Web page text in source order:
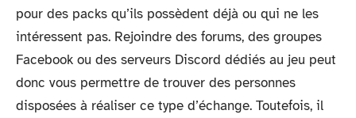
pour des packs qu’ils possèdent déjà ou qui ne les
intéressent pas. Rejoindre des forums, des groupes
Facebook ou des serveurs Discord dédiés au jeu peut
donc vous permettre de trouver des personnes
disposées à réaliser ce type d’échange. Toutefois, il